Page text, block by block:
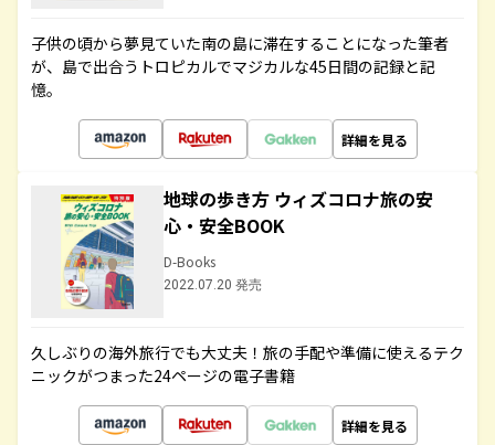
子供の頃から夢見ていた南の島に滞在することになった筆者
が、島で出合うトロピカルでマジカルな45日間の記録と記
憶。
詳細を見る
地球の歩き方 ウィズコロナ旅の安
心・安全BOOK
D-Books
2022.07.20 発売
久しぶりの海外旅行でも大丈夫！旅の手配や準備に使えるテク
ニックがつまった24ページの電子書籍
詳細を見る